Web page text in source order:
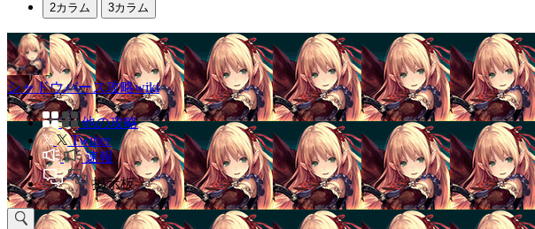
2カラム 3カラム
シャドウバース攻略wiki
他の攻略
Twitter
速報
掲示板